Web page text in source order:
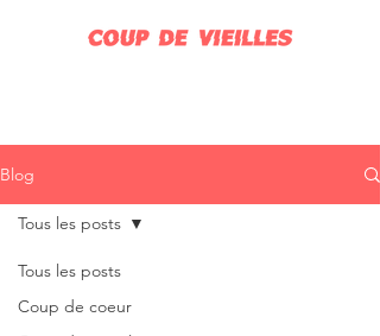
Blog
Tous les posts
Coup de coeur
Tous les posts